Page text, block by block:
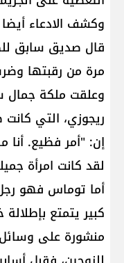
وكشف الادعاء
قال صديق سابق
مرة من رقبتها
وعلقت ملكة جمال
ريجوزي، التي
إن: "أمر فظيع. أنا
لقد كانت امرأة
أما توماس فهو
كبير يتمتع
منشورة على وسائل